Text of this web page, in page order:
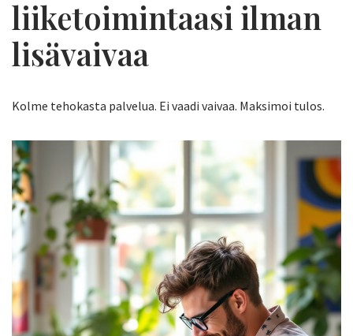
liiketoimintaasi ilman
lisävaivaa
Kolme tehokasta palvelua. Ei vaadi vaivaa. Maksimoi tulos.